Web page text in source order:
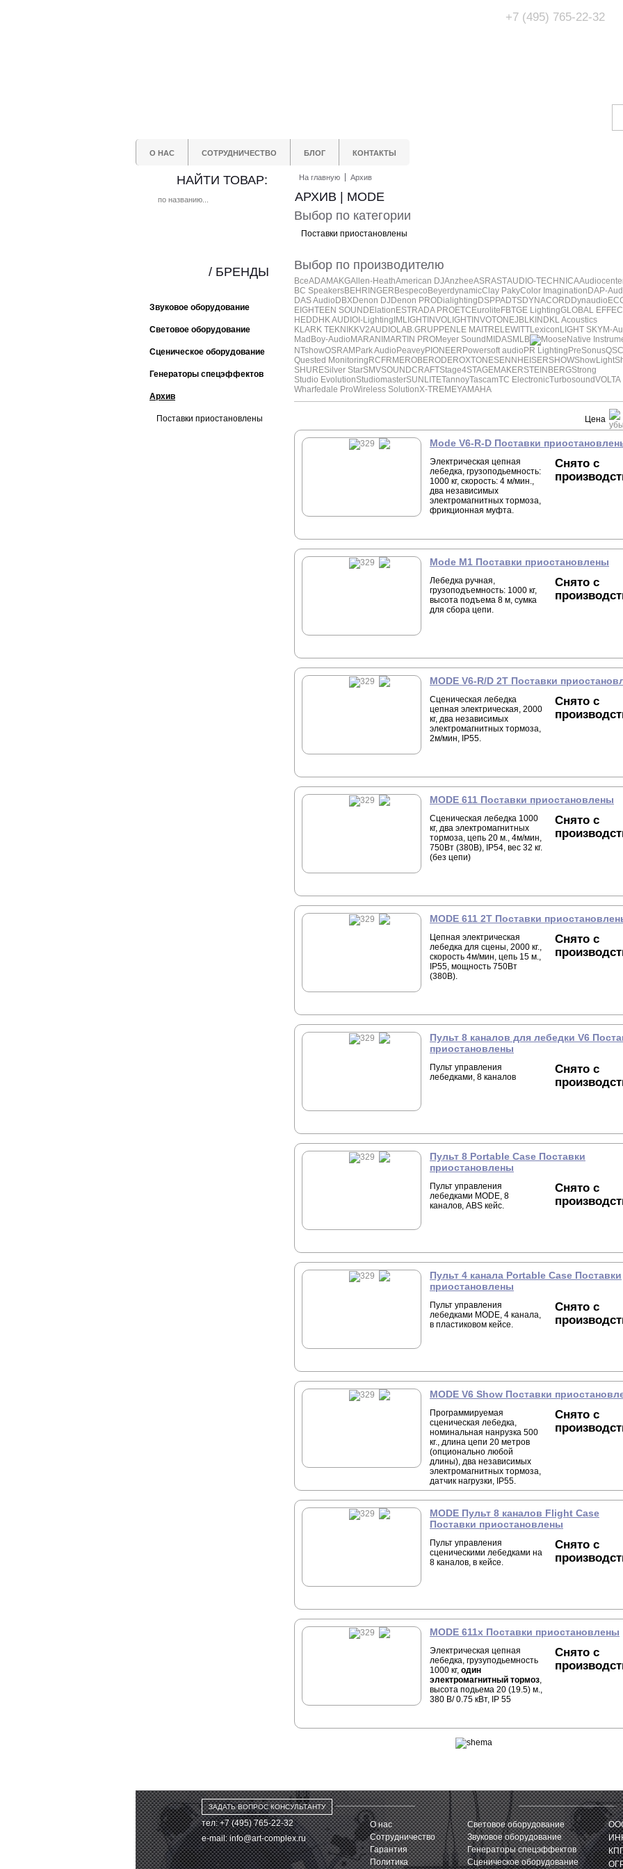
+7 (495) 765-22-32
О НАС СОТРУДНИЧЕСТВО БЛОГ КОНТАКТЫ
НАЙТИ ТОВАР:
Звуковое оборудование
Световое оборудование
Сценическое оборудование
Генераторы спецэффектов
Архив
Поставки приостановлены
/ БРЕНДЫ
На главную Архив
АРХИВ | MODE
Выбор по категории
Поставки приостановлены
Выбор по производителю
ВсеADAMAKGAllen-HeathAmerican DJAnzheeASRASTAUDIO-TECHNICA
BC SpeakersBEHRINGER Bespeco BeyerdynamicClay PakyColor Imagination DAP-
DAS Audio DBXDenon DJ Denon PRODialighting DSPPADTSDYNACORD Dynaudio
EIGHTEEN SOUND Elation ESTRADA PROETC Eurolite FBTGE LightingGLOBAL
HEDD HK AUDIO I-Lighting IMLIGHT INVOLIGHT INVOTONEJBLKIND KL Acoustics
KLARK TEKNIKKV2AUDIOLAB.GRUPPEN LE MAITRELEWITTLexicon LIGHT SKYM-
MadBoy-Audio MARANI MARTIN PROMeyer Sound MIDASMLB Moose Native
NTshowOSRAM Park Audio PeaveyPIONEER Powersoft audio PR Lighting PreSonusQSC
Quested Monitoring RCFRMEROBERODEROXTONESENNHEISERSHOWShowLight
SHURESilver StarSMVSOUNDCRAFTStage4STAGEMAKERSTEINBERGStrong
Studio EvolutionStudiomasterSUNLITETannoyTascamTC ElectronicTurbosoundVOLTA
Wharfedale ProWireless SolutionX-TREMEYAMAHA
Цена
Mode V6-R-D Поставки
Электрическая цепная
лебедка, грузоподьемность:
1000 кг, скорость: 4 м/мин.,
два независимых
электромагнитных тормоза,
фрикционная муфта.
Снято с
Mode M1 Поставки приостановлены
Лебедка ручная,
грузоподъемность: 1000 кг,
высота подъема 8 м, сумка
для сбора цепи.
Снято с
MODE V6-R/D 2T Поставки
Сценическая лебедка
цепная электрическая, 2000
кг, два независимых
электромагнитных тормоза,
2м/мин, IP55.
Снято с
MODE 611 Поставки приостановлены
Сценическая лебедка 1000
кг, два электромагнитных
тормоза, цепь 20 м., 4м/мин,
750Вт (380В), IP54, вес 32 кг.
(без цепи)
Снято с
MODE 611 2Т Поставки
Цепная электрическая
лебедка для сцены, 2000 кг.,
скорость 4м/мин, цепь 15 м.,
IP55, мощность 750Вт
(380В).
Снято с
Пульт 8 каналов для лебедки V6
приостановлены
Пульт управления
лебедками, 8 каналов
Снято с
Пульт 8 Portable Case Поставки
приостановлены
Пульт управления
лебедками MODE, 8
каналов, ABS кейс.
Снято с
Пульт 4 канала Portable Case Поставки
приостановлены
Пульт управления
лебедками MODE, 4 канала,
в пластиковом кейсе.
Снято с
MODE V6 Show Поставки
Программируемая
сценическая лебедка,
номинальная нанрузка 500
кг., длина цепи 20 метров
(опционально любой
длины), два независимых
электромагнитных тормоза,
датчик нагрузки, IP55.
Снято с
MODE Пульт 8 каналов Flight Case
Поставки приостановлены
Пульт управления
сценическими лебедками на
8 каналов, в кейсе.
Снято с
MODE 611x Поставки приостановлены
Электрическая цепная
лебедка, грузуподьемность
1000 кг, один
электромагнитный тормоз,
высота подьема 20 (19.5) м.,
380 В/ 0.75 кВт, IP 55
Снято с
ЗАДАТЬ ВОПРОС КОНСУЛЬТАНТУ
тел: +7 (495) 765-22-32
e-mail:info@art-complex.ru
О нас
Сотрудничество
Гарантия
Политика
Световое оборудование
Звуковое оборудование
Генераторы спецэффектов
Сценическое оборудование